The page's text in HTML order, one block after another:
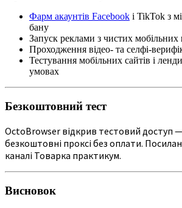
Фарм акаунтів Facebook і TikTok з
бану
Запуск реклами з чистих мобільних
Проходження відео- та селфі-
Тестування мобільних сайтів і
умовах
Безкоштовний тест
OctoBrowser відкрив тестовий доступ —
безкоштовні проксі без оплати.
каналі Товарка практикум.
Висновок